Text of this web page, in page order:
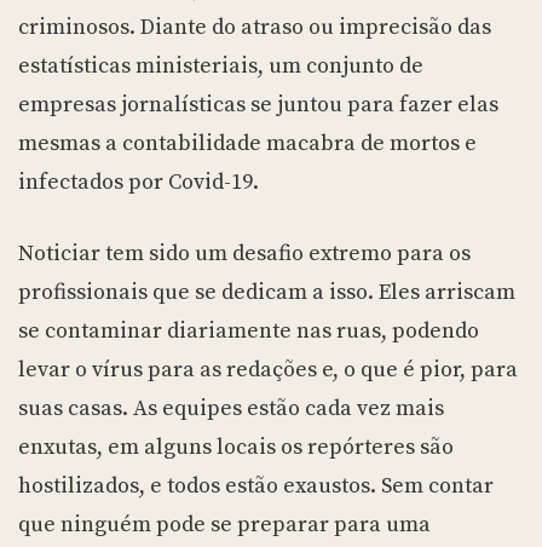
criminosos. Diante do atraso ou imprecisão das
estatísticas ministeriais, um conjunto de
empresas jornalísticas se juntou para fazer elas
mesmas a contabilidade macabra de mortos e
infectados por Covid-19.
Noticiar tem sido um desafio extremo para os
profissionais que se dedicam a isso. Eles arriscam
se contaminar diariamente nas ruas, podendo
levar o vírus para as redações e, o que é pior, para
suas casas. As equipes estão cada vez mais
enxutas, em alguns locais os repórteres são
hostilizados, e todos estão exaustos. Sem contar
que ninguém pode se preparar para uma